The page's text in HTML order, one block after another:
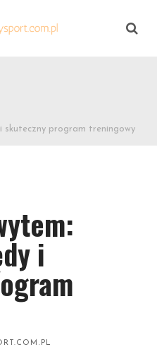
i skuteczny program treningowy
i